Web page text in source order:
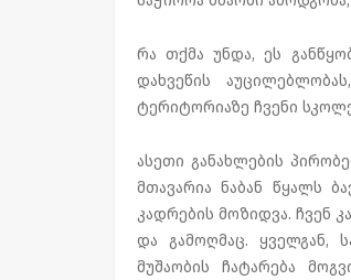
რა თქმა უნდა, ეს
დახვეწის
ტერიტორიაზე ჩვენი
ასეთი განახლების
მთავარია ნაბან წყალს
კადრების მოზიდვა. ჩვენ
და გამოღმაც. ყველგან,
მუშაობის ჩატარება